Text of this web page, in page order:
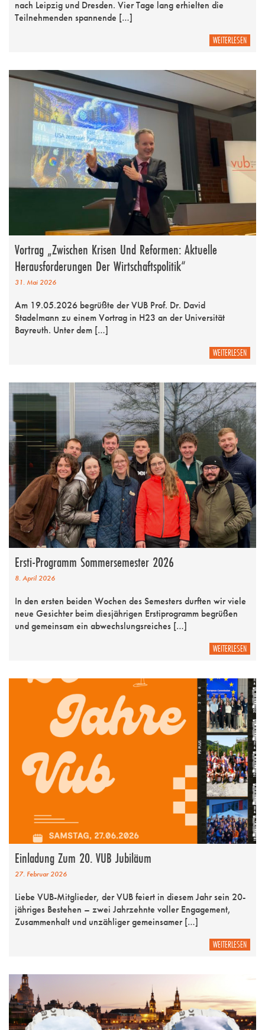
nach Leipzig und Dresden. Vier Tage lang erhielten die
Teilnehmenden spannende […]
WEITERLESEN
Vortrag „Zwischen Krisen Und Reformen: Aktuelle
Herausforderungen Der Wirtschaftspolitik“
31. Mai 2026
Am 19.05.2026 begrüßte der VUB Prof. Dr. David
Stadelmann zu einem Vortrag in H23 an der Universität
Bayreuth. Unter dem […]
WEITERLESEN
Ersti-Programm Sommersemester 2026
8. April 2026
In den ersten beiden Wochen des Semesters durften wir viele
neue Gesichter beim diesjährigen Erstiprogramm begrüßen
und gemeinsam ein abwechslungsreiches […]
WEITERLESEN
Einladung Zum 20. VUB Jubiläum
27. Februar 2026
Liebe VUB-Mitglieder, der VUB feiert in diesem Jahr sein 20-
jähriges Bestehen – zwei Jahrzehnte voller Engagement,
Zusammenhalt und unzähliger gemeinsamer […]
WEITERLESEN